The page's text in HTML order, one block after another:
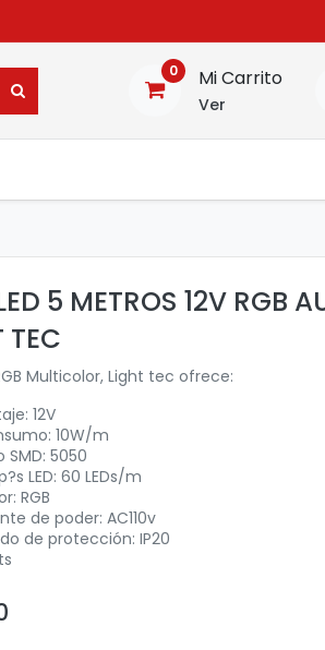
0 Mi Carrito
Ver
5 METROS 12V RGB
TEC
Multicolor, Light tec ofrece:
12V
10W/m
SMD: 5050
LED: 60 LEDs/m
RGB
de poder: AC110v
de protección: IP20